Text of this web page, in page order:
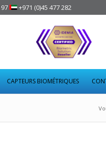
+971 (0)45 477 282
CAPTEURS BIOMÉTRIQUES